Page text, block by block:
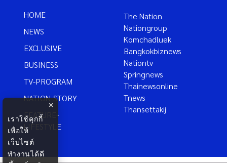
HOME
NEWS
EXCLUSIVE
BUSINESS
TV-PROGRAM
NATION-STORY
FEATURE-
LIFESTYLE
The Nation
Nationgroup
Komchadluek
Bangkokbiznews
Nationtv
Springnews
Thainewsonline
Tnews
Thansettakij
×
เราใช้คุกกี้
เพื่อให้
เว็บไซต์
ทำงานได้ดี